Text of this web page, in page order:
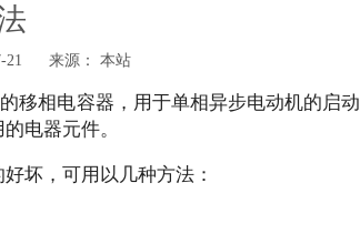
21 来源： 本站
移相电容器，用于单相异步电动机的启动
电器元件。
坏，可用以几种方法：